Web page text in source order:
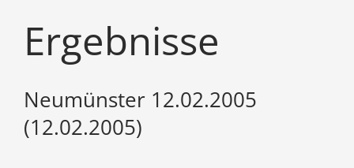
Ergebnisse
Neumünster 12.02.2005
(12.02.2005)